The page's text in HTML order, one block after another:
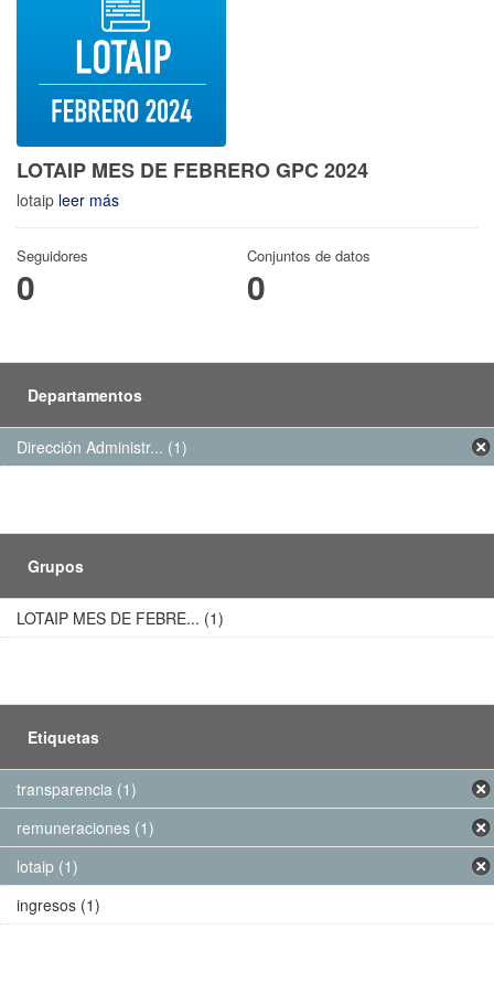
LOTAIP MES DE FEBRERO GPC 2024
lotaip leer más
Seguidores
0
Conjuntos de datos
0
Departamentos
Dirección Administr... (1)
Grupos
LOTAIP MES DE FEBRE... (1)
Etiquetas
transparencia (1)
remuneraciones (1)
lotaip (1)
ingresos (1)